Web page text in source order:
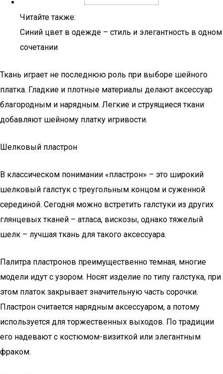
Читайте также:
Синий цвет в одежде – стиль и элегантность в одном
сочетании
Ткань играет не последнюю роль при выборе шейного
платка. Гладкие и плотные материалы делают аксессуар
благородным и нарядным. Легкие и струящиеся ткани
добавляют шейному платку игривости.
Шелковый пластрон
В классическом понимании «пластрон» – это широкий
шелковый галстук с треугольным концом и суженной
серединой. Сегодня можно встретить галстуки из других
глянцевых тканей – атласа, вискозы, однако тяжелый
шелк – лучшая ткань для такого аксессуара.
Палитра пластронов преимущественно темная, многие
модели идут с узором. Носят изделие по типу галстука, при
этом платок закрывает значительную часть сорочки.
Пластрон считается нарядным аксессуаром, а потому
используется для торжественных выходов. По традиции
его надевают с костюмом-визиткой или элегантным
фраком.